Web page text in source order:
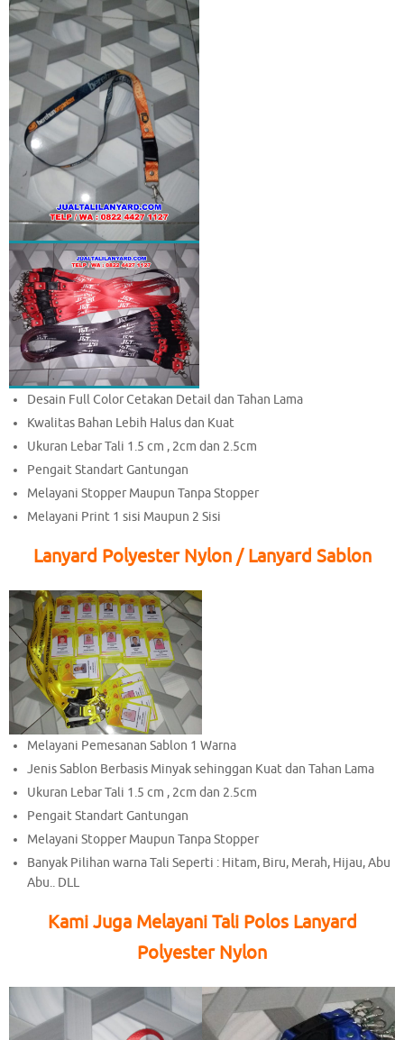
Desain Full Color Cetakan Detail dan Tahan Lama
Kwalitas Bahan Lebih Halus dan Kuat
Ukuran Lebar Tali 1.5 cm , 2cm dan 2.5cm
Pengait Standart Gantungan
Melayani Stopper Maupun Tanpa Stopper
Melayani Print 1 sisi Maupun 2 Sisi
Lanyard Polyester Nylon / Lanyard Sablon
Melayani Pemesanan Sablon 1 Warna
Jenis Sablon Berbasis Minyak sehinggan Kuat dan Tahan Lama
Ukuran Lebar Tali 1.5 cm , 2cm dan 2.5cm
Pengait Standart Gantungan
Melayani Stopper Maupun Tanpa Stopper
Banyak Pilihan warna Tali Seperti : Hitam, Biru, Merah, Hijau, Abu
Abu.. DLL
Kami Juga Melayani Tali Polos Lanyard
Polyester Nylon